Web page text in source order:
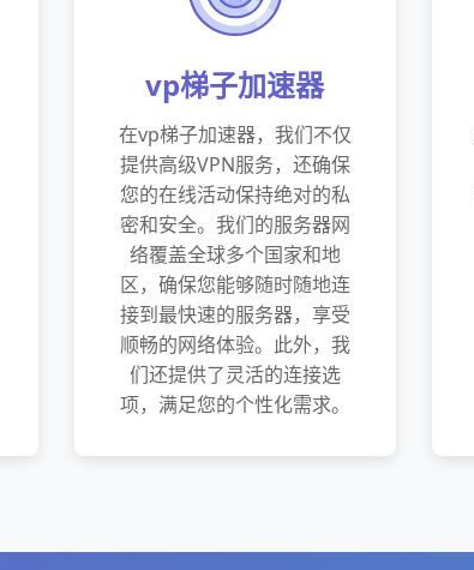
vp梯子加速器
在vp梯子加速器，我们不仅
提供高级VPN服务，还确保
您的在线活动保持绝对的私
密和安全。我们的服务器网
络覆盖全球多个国家和地
区，确保您能够随时随地连
接到最快速的服务器，享受
顺畅的网络体验。此外，我
们还提供了灵活的连接选
项，满足您的个性化需求。